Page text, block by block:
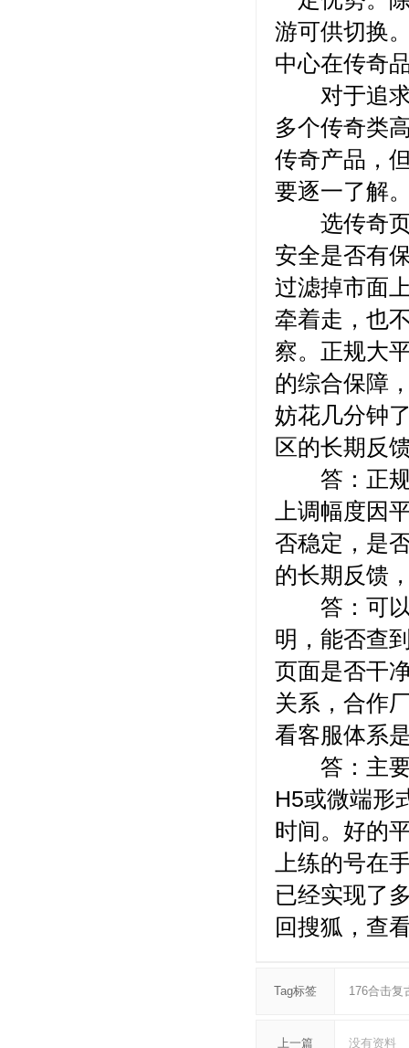
游可供切换
中心在传奇
对于追求
多个传奇类
传奇产品，
要逐一了解
选传奇页
安全是否有
过滤掉市面
牵着走，也
察。正规大
的综合保障
妨花几分钟
区的长期反
答：正规
上调幅度因
否稳定，是
的长期反馈
答：可以
明，能否查
页面是否干
关系，合作
看客服体系
答：主要
H5或微端形
时间。好的
上练的号在
已经实现了
回搜狐，查
Tag标签 176合击复
上一篇 没有资料